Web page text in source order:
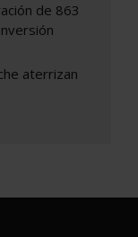
de 863
aterrizan